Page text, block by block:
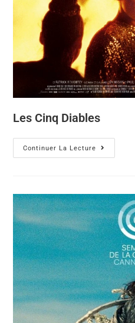
Les Cinq Diables
Continuer La Lecture